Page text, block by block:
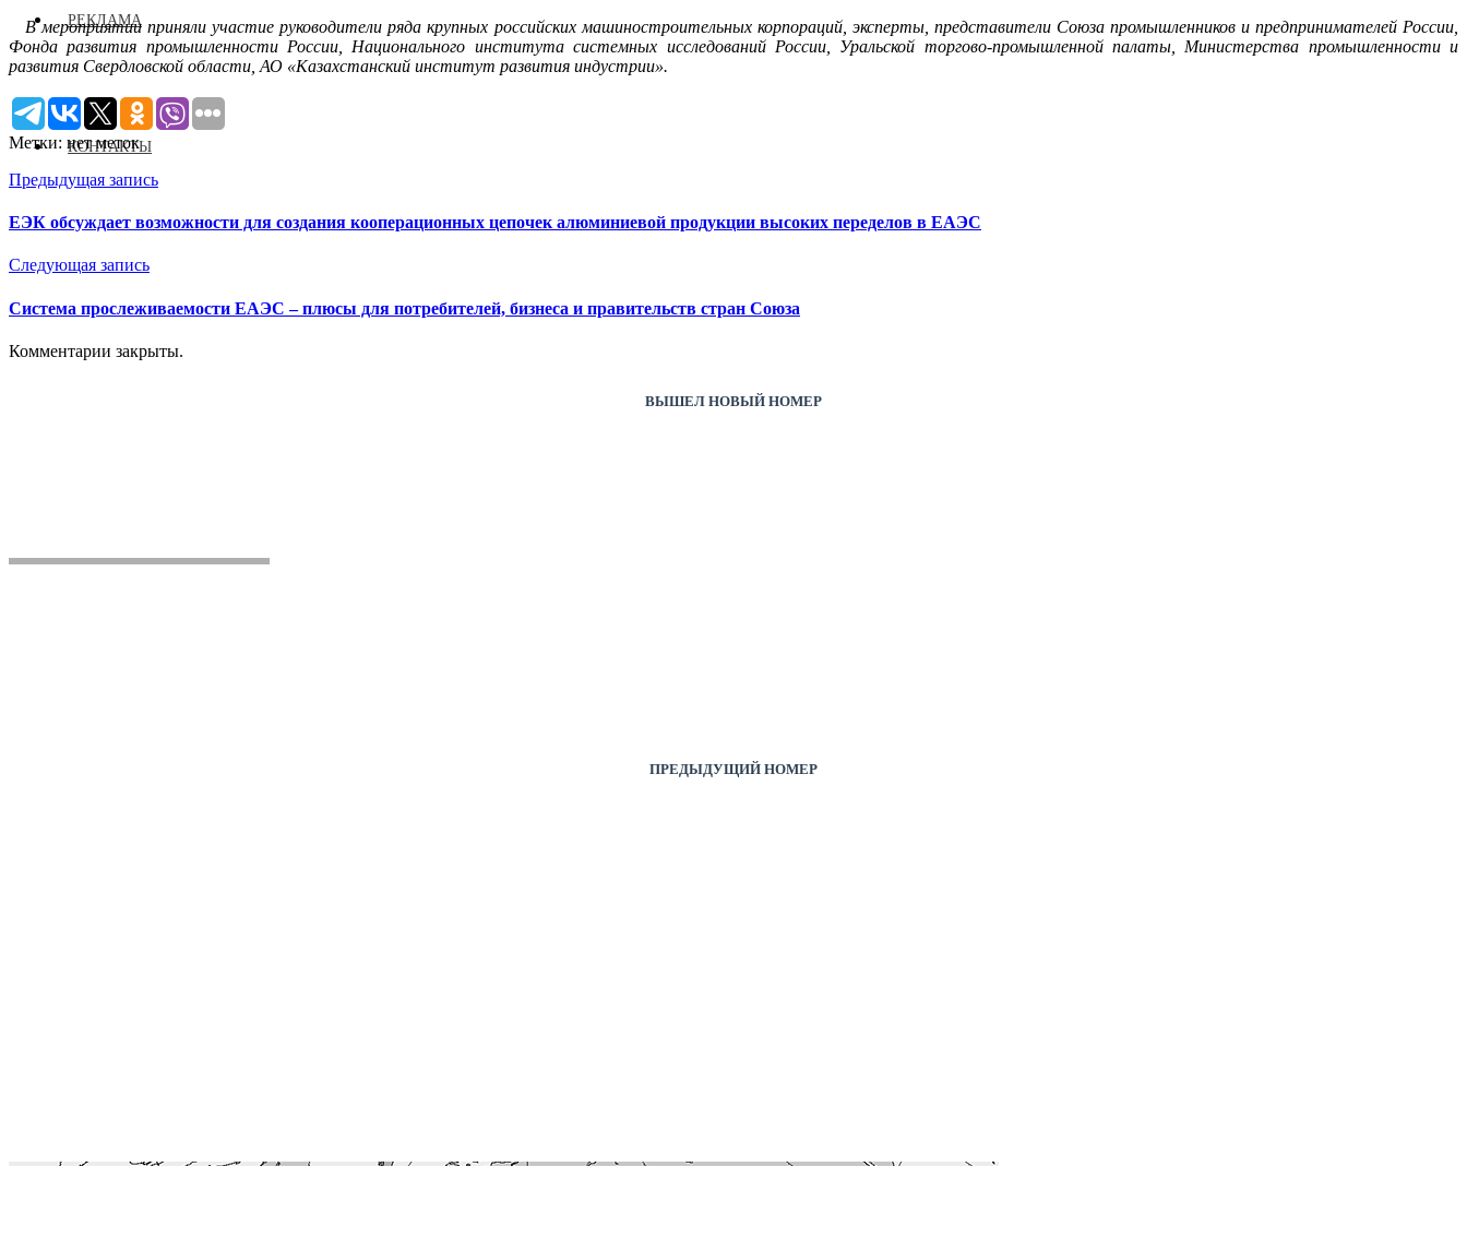
РЕКЛАМА
КОНТАКТЫ
В мероприятии приняли участие руководители ряда крупных российских машиностроительных корпораций, эксперты, представители Союза промышленников и предпринимателей России,
Фонда развития промышленности России, Национального института системных исследований России, Уральской торгово-промышленной палаты, Министерства промышленности и
развития Свердловской области, АО «Казахстанский институт развития индустрии».
Метки: нет меток
Предыдущая запись
ЕЭК обсуждает возможности для создания кооперационных цепочек алюминиевой продукции высоких переделов в ЕАЭС
Следующая запись
Система прослеживаемости ЕАЭС – плюсы для потребителей, бизнеса и правительств стран Союза
Комментарии закрыты.
ВЫШЕЛ НОВЫЙ НОМЕР
ПРЕДЫДУЩИЙ НОМЕР